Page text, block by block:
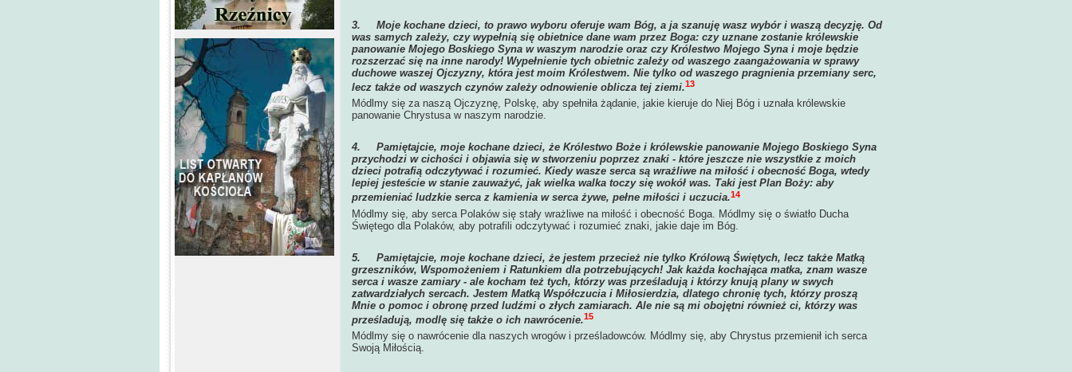
3. Moje kochane dzieci, to prawo wyboru oferuje wam Bóg, a ja szanuję wasz wybór i waszą decyzję. Od
was samych zależy, czy wypełnią się obietnice dane wam przez Boga: czy uznane zostanie królewskie
panowanie Mojego Boskiego Syna w waszym narodzie oraz czy Królestwo Mojego Syna i moje będzie
rozszerzać się na inne narody! Wypełnienie tych obietnic zależy od waszego zaangażowania w sprawy
duchowe waszej Ojczyzny, która jest moim Królestwem. Nie tylko od waszego pragnienia przemiany serc,
lecz także od waszych czynów zależy odnowienie oblicza tej ziemi.13
Módlmy się za naszą Ojczyznę, Polskę, aby spełniła żądanie, jakie kieruje do Niej Bóg i uznała królewskie
panowanie Chrystusa w naszym narodzie.
4. Pamiętajcie, moje kochane dzieci, że Królestwo Boże i królewskie panowanie Mojego Boskiego Syna
przychodzi w cichości i objawia się w stworzeniu poprzez znaki - które jeszcze nie wszystkie z moich
dzieci potrafią odczytywać i rozumieć. Kiedy wasze serca są wrażliwe na miłość i obecność Boga, wtedy
lepiej jesteście w stanie zauważyć, jak wielka walka toczy się wokół was. Taki jest Plan Boży: aby
przemieniać ludzkie serca z kamienia w serca żywe, pełne miłości i uczucia.14
Módlmy się, aby serca Polaków się stały wrażliwe na miłość i obecność Boga. Módlmy się o światło Ducha
Świętego dla Polaków, aby potrafili odczytywać i rozumieć znaki, jakie daje im Bóg.
5. Pamiętajcie, moje kochane dzieci, że jestem przecież nie tylko Królową Świętych, lecz także Matką
grzeszników, Wspomożeniem i Ratunkiem dla potrzebujących! Jak każda kochająca matka, znam wasze
serca i wasze zamiary - ale kocham też tych, którzy was prześladują i którzy knują plany w swych
zatwardziałych sercach. Jestem Matką Współczucia i Miłosierdzia, dlatego chronię tych, którzy proszą
Mnie o pomoc i obronę przed ludźmi o złych zamiarach. Ale nie są mi obojętni również ci, którzy was
prześladują, modlę się także o ich nawrócenie.15
Módlmy się o nawrócenie dla naszych wrogów i prześladowców. Módlmy się, aby Chrystus przemienił ich serca
Swoją Miłością.